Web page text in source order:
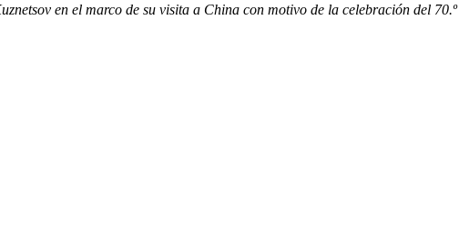
en el marco de su visita a China con motivo de la celebración del 70.º